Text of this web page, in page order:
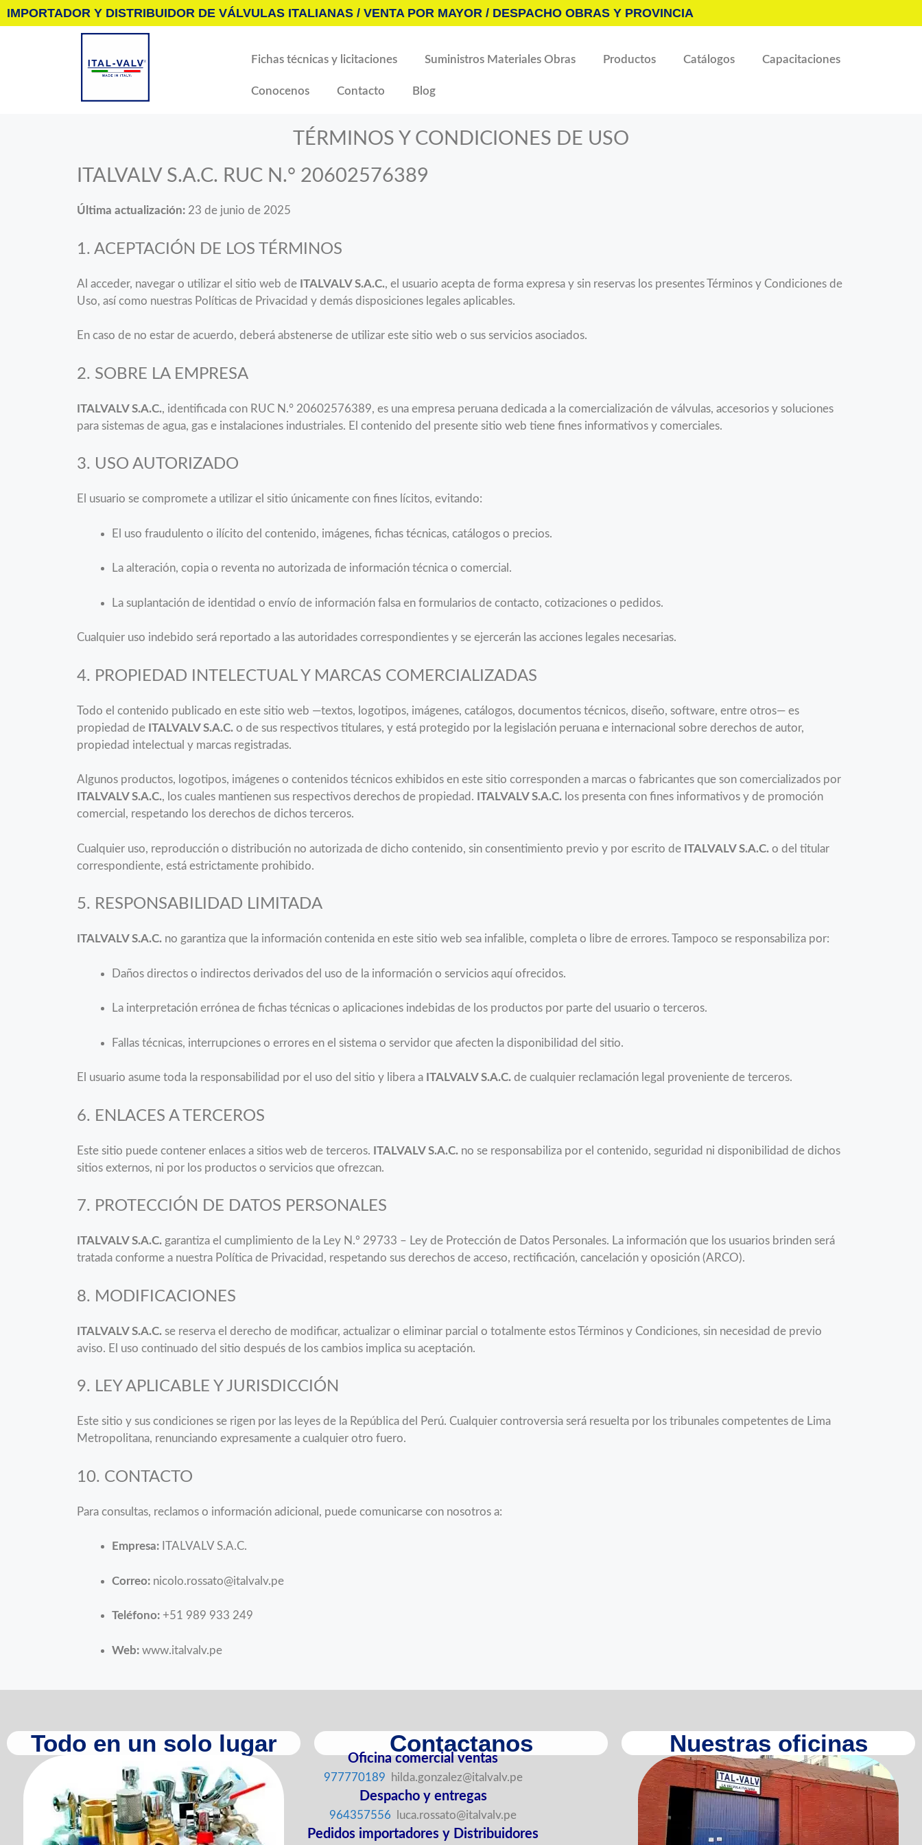
IMPORTADOR Y DISTRIBUIDOR DE VÁLVULAS ITALIANAS / VENTA POR MAYOR / DESPACHO OBRAS Y PROVINCIA
Fichas técnicas y licitaciones Suministros Materiales Obras Productos Catálogos Capacitaciones
Conocenos Contacto Blog
TÉRMINOS Y CONDICIONES DE USO
ITALVALV S.A.C. RUC N.° 20602576389
Última actualización: 23 de junio de 2025
1. ACEPTACIÓN DE LOS TÉRMINOS
Al acceder, navegar o utilizar el sitio web de ITALVALV S.A.C., el usuario acepta de forma expresa y sin reservas los presentes Términos y Condiciones de
Uso, así como nuestras Políticas de Privacidad y demás disposiciones legales aplicables.
En caso de no estar de acuerdo, deberá abstenerse de utilizar este sitio web o sus servicios asociados.
2. SOBRE LA EMPRESA
ITALVALV S.A.C., identificada con RUC N.° 20602576389, es una empresa peruana dedicada a la comercialización de válvulas, accesorios y soluciones
para sistemas de agua, gas e instalaciones industriales. El contenido del presente sitio web tiene fines informativos y comerciales.
3. USO AUTORIZADO
El usuario se compromete a utilizar el sitio únicamente con fines lícitos, evitando:
El uso fraudulento o ilícito del contenido, imágenes, fichas técnicas, catálogos o precios.
La alteración, copia o reventa no autorizada de información técnica o comercial.
La suplantación de identidad o envío de información falsa en formularios de contacto, cotizaciones o pedidos.
Cualquier uso indebido será reportado a las autoridades correspondientes y se ejercerán las acciones legales necesarias.
4. PROPIEDAD INTELECTUAL Y MARCAS COMERCIALIZADAS
Todo el contenido publicado en este sitio web —textos, logotipos, imágenes, catálogos, documentos técnicos, diseño, software, entre otros— es
propiedad de ITALVALV S.A.C. o de sus respectivos titulares, y está protegido por la legislación peruana e internacional sobre derechos de autor,
propiedad intelectual y marcas registradas.
Algunos productos, logotipos, imágenes o contenidos técnicos exhibidos en este sitio corresponden a marcas o fabricantes que son comercializados por
ITALVALV S.A.C., los cuales mantienen sus respectivos derechos de propiedad. ITALVALV S.A.C. los presenta con fines informativos y de promoción
comercial, respetando los derechos de dichos terceros.
Cualquier uso, reproducción o distribución no autorizada de dicho contenido, sin consentimiento previo y por escrito de ITALVALV S.A.C. o del titular
correspondiente, está estrictamente prohibido.
5. RESPONSABILIDAD LIMITADA
ITALVALV S.A.C. no garantiza que la información contenida en este sitio web sea infalible, completa o libre de errores. Tampoco se responsabiliza por:
Daños directos o indirectos derivados del uso de la información o servicios aquí ofrecidos.
La interpretación errónea de fichas técnicas o aplicaciones indebidas de los productos por parte del usuario o terceros.
Fallas técnicas, interrupciones o errores en el sistema o servidor que afecten la disponibilidad del sitio.
El usuario asume toda la responsabilidad por el uso del sitio y libera a ITALVALV S.A.C. de cualquier reclamación legal proveniente de terceros.
6. ENLACES A TERCEROS
Este sitio puede contener enlaces a sitios web de terceros. ITALVALV S.A.C. no se responsabiliza por el contenido, seguridad ni disponibilidad de dichos
sitios externos, ni por los productos o servicios que ofrezcan.
7. PROTECCIÓN DE DATOS PERSONALES
ITALVALV S.A.C. garantiza el cumplimiento de la Ley N.º 29733 – Ley de Protección de Datos Personales. La información que los usuarios brinden será
tratada conforme a nuestra Política de Privacidad, respetando sus derechos de acceso, rectificación, cancelación y oposición (ARCO).
8. MODIFICACIONES
ITALVALV S.A.C. se reserva el derecho de modificar, actualizar o eliminar parcial o totalmente estos Términos y Condiciones, sin necesidad de previo
aviso. El uso continuado del sitio después de los cambios implica su aceptación.
9. LEY APLICABLE Y JURISDICCIÓN
Este sitio y sus condiciones se rigen por las leyes de la República del Perú. Cualquier controversia será resuelta por los tribunales competentes de Lima
Metropolitana, renunciando expresamente a cualquier otro fuero.
10. CONTACTO
Para consultas, reclamos o información adicional, puede comunicarse con nosotros a:
Empresa: ITALVALV S.A.C.
Correo: nicolo.rossato@italvalv.pe
Teléfono: +51 989 933 249
Web: www.italvalv.pe
Todo en un solo lugar Contactanos
Oficina comercial ventas
977770189 hilda.gonzalez@italvalv.pe
Despacho y entregas
964357556 luca.rossato@italvalv.pe
Pedidos importadores y Distribuidores
Nuestras oficinas